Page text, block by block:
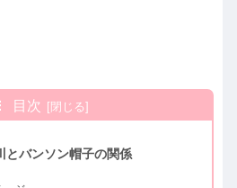
目次
とバンソン帽子の関係